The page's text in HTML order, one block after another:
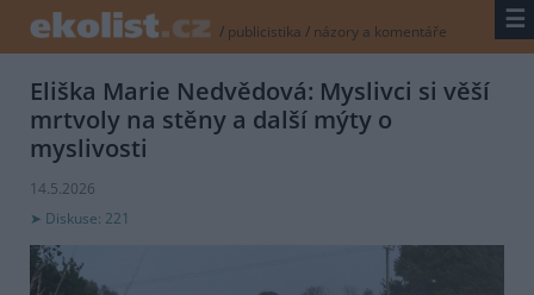
/ publicistika / názory a komentáře ☰
Eliška Marie Nedvědová: Myslivci si věší
mrtvoly na stěny a další mýty o
myslivosti
14.5.2026
Diskuse: 221